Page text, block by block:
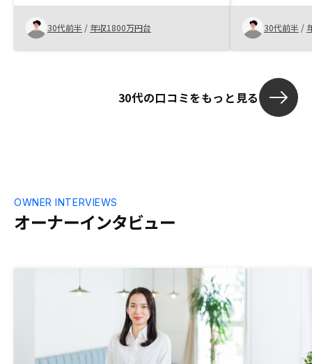
30代前半 / 年収1800万円台
思います。 た
を出したいっ
思います。 リ
うものとは別
正直始めるま
で現会員さん
る環境とかが
30代前半 /
30代の口コミをもっと見る
オーナーインタビュー
OWNER INTERVIEWS